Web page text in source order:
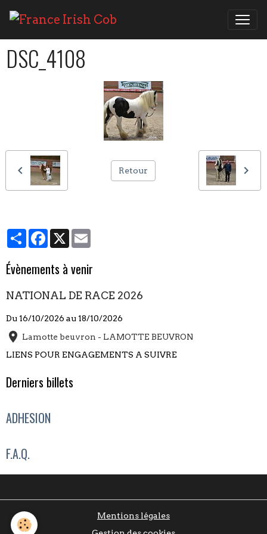
DSC_4108
Retour
PartagerFacebook
X
Évènements à venir
NATIONAL DE RACE 2026
Du 16/10/2026 au 18/10/2026
Lamotte beuvron - LAMOTTE BEUVRON
LIENS POUR ENGAGEMENTS A SUIVRE
Derniers billets
ADHESION
F.A.Q.
Mentions légales